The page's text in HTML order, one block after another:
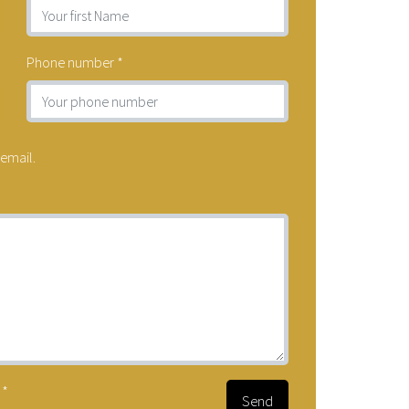
Phone number *
*
Send